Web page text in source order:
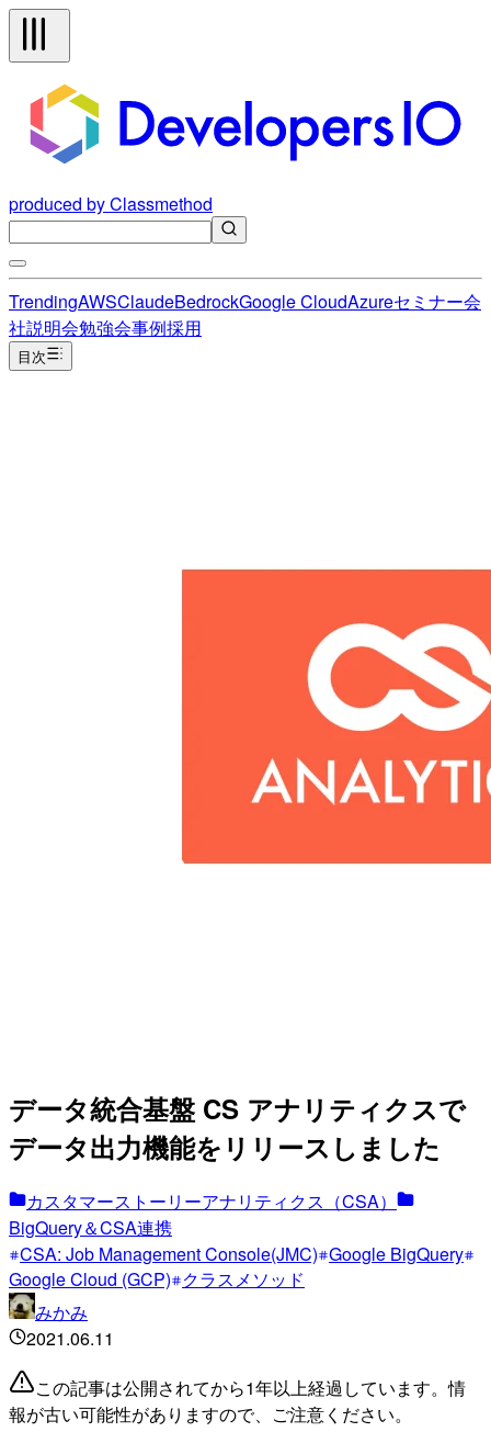
produced by Classmethod
TrendingAWSClaudeBedrockGoogle CloudAzureセミナー会
社説明会勉強会事例採用
目次
データ統合基盤 CS アナリティクスで
データ出力機能をリリースしました
カスタマーストーリーアナリティクス（CSA）
BigQuery＆CSA連携
CSA: Job Management Console(JMC) Google BigQuery
Google Cloud (GCP) クラスメソッド
みかみ
2021.06.11
この記事は公開されてから1年以上経過しています。情
報が古い可能性がありますので、ご注意ください。